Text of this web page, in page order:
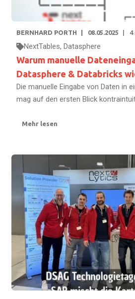
BERNHARD PORTH 08.05.2025 4
NextTables, Datasphere
Warum manuelle
Datasphere & Databricks
Die manuelle Eingabe von Daten in
mag auf den ersten Blick
Mehr lesen